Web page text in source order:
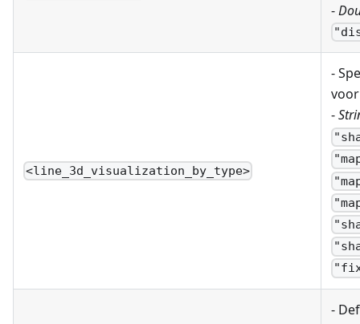
-
<line_3d_visualization_by_type>
-
-
-